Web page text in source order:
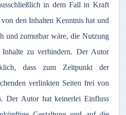
indem Fall in Kraft
denInhalten Kenntnishat und
undzumutbar wäre, die Nutzung
Inhalte zu verhindern. Der Autor
, dass zum Zeitpunkt
der
verlinkten Seiten frei von
.Der Autorhatkeinerlei Einfluss